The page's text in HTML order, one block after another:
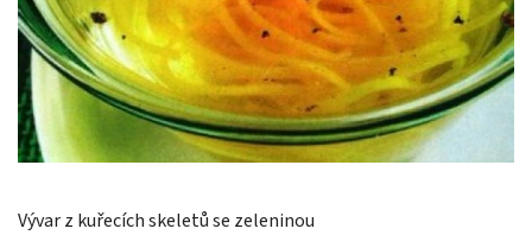
Vývar z kuřecích skeletů se zeleninou